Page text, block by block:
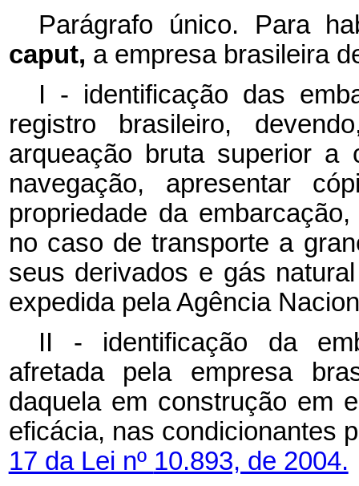
Parágrafo único. Para
caput, a empresa brasileira
I - identificação das
registro brasileiro,
arqueação bruta superior a
navegação, apresentar
propriedade da
no caso de transporte a
seus derivados e gás
expedida pela Agência
II - identificação da
afretada pela empresa
daquela em construção em
eficácia, nas condicionantes
17 da Lei nº 10.893, de 2004.